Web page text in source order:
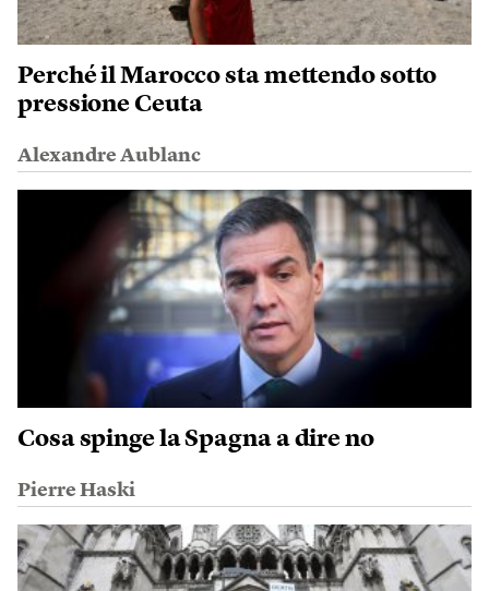
Perché il Marocco sta mettendo sotto
pressione Ceuta
Alexandre Aublanc
Cosa spinge la Spagna a dire no
Pierre Haski